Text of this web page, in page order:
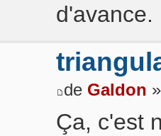
d'avance.
de Galdon
Ça, c'est